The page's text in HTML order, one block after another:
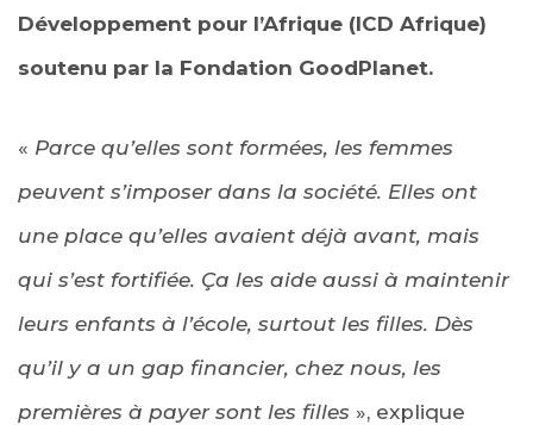
Développement pour l’Afrique (ICD Afrique)
soutenu par la Fondation GoodPlanet.
« Parce qu’elles sont formées, les femmes
peuvent s’imposer dans la société. Elles ont
une place qu’elles avaient déjà avant, mais
qui s’est fortifiée. Ça les aide aussi à maintenir
leurs enfants à l’école, surtout les filles. Dès
qu’il y a un gap financier, chez nous, les
premières à payer sont les filles », explique